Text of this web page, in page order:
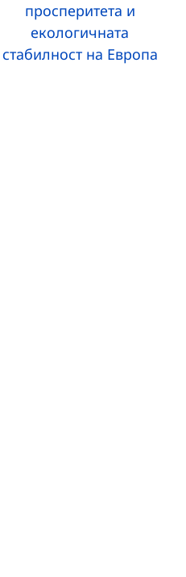
просперитета и
екологичната
стабилност на Европа